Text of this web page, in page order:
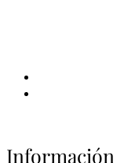
Información